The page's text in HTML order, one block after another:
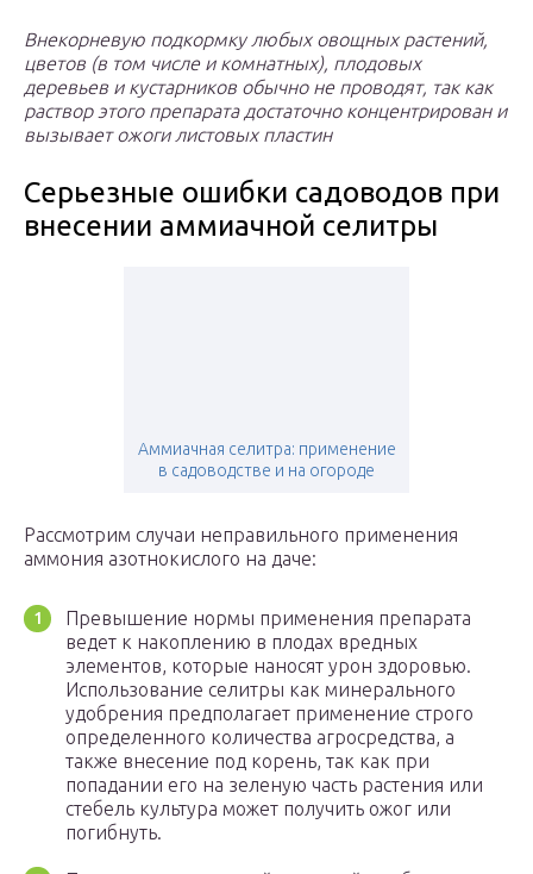
Внекорневую подкормку любых овощных растений,
цветов (в том числе и комнатных), плодовых
деревьев и кустарников обычно не проводят, так как
раствор этого препарата достаточно концентрирован и
вызывает ожоги листовых пластин
Серьезные ошибки садоводов при
внесении аммиачной селитры
Аммиачная селитра: применение
в садоводстве и на огороде
Рассмотрим случаи неправильного применения
аммония азотнокислого на даче:
Превышение нормы применения препарата
ведет к накоплению в плодах вредных
элементов, которые наносят урон здоровью.
Использование селитры как минерального
удобрения предполагает применение строго
определенного количества агросредства, а
также внесение под корень, так как при
попадании его на зеленую часть растения или
стебель культура может получить ожог или
погибнуть.